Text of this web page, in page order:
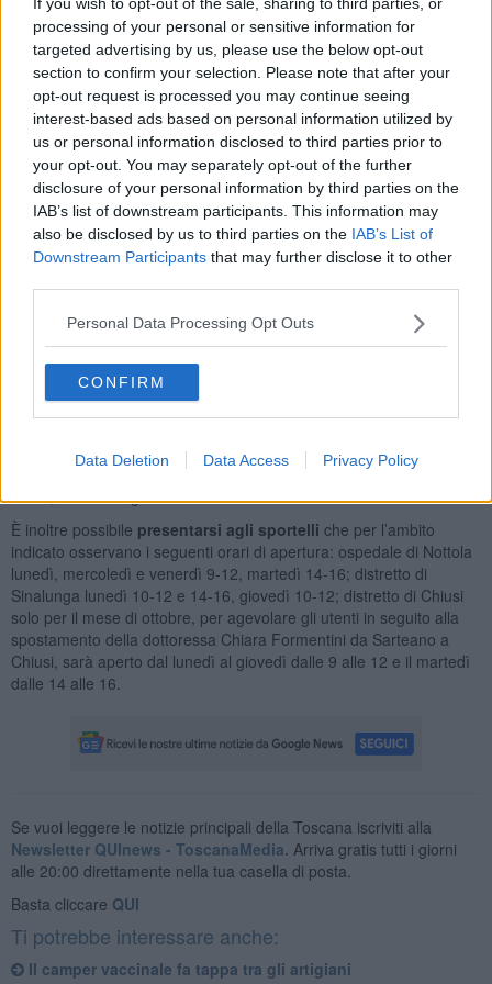
processing of your personal or sensitive information for
targeted advertising by us, please use the below opt-out
section to confirm your selection. Please note that after your
opt-out request is processed you may continue seeing
interest-based ads based on personal information utilized by
us or personal information disclosed to third parties prior to
your opt-out. You may separately opt-out of the further
disclosure of your personal information by third parties on the
IAB’s list of downstream participants. This information may
also be disclosed by us to third parties on the IAB’s List of
Downstream Participants that may further disclose it to other
Personal Data Processing Opt Outs
CONFIRM
Data Deletion Data Access Privacy Policy
titolare definitivo, verrà sostituito dal nuovo incaricato provvisorio
dottoressa Elisa Profili, che acquisirà automaticamente i suoi
assistiti, fatto salvo il diritto alla libera scelta.
L’elenco dei medici e gli orari degli ambulatori sono consultabili
all’indirizzohttps://www.uslsudest.toscana.it/cosa-fare-
per/scegliere-il-medico-o-il-pediatra/orari-ambulatori-medici-e-
pediatri-di-famiglia
Ecco le possibilità per compiere la scelta del proprio medico.
- Scelta online, se si è in possesso di codice Spid o codice Pin della
tessera sanitaria: al link
https://www.regione.toscana.it/-/toscana-salute
oppure:
- compilando il modulo online presente nella pagina
https://www.uslsudest.toscana.it/cosa-fare-per/scegliere-il-
- tramite telefono: al numero 0564-483777, da lunedì al venerdì, 9-
13:30, martedì e giovedì anche 14-15.
È inoltre possibile presentarsi agli sportelli che per l’ambito
indicato osservano i seguenti orari di apertura: ospedale di Nottola
lunedì, mercoledì e venerdì 9-12, martedì 14-16; distretto di
Sinalunga lunedì 10-12 e 14-16, giovedì 10-12; distretto di Chiusi
solo per il mese di ottobre, per agevolare gli utenti in seguito alla
spostamento della dottoressa Chiara Formentini da Sarteano a
Chiusi, sarà aperto dal lunedì al giovedì dalle 9 alle 12 e il martedì
dalle 14 alle 16.
Se vuoi leggere le notizie principali della Toscana iscriviti alla
Newsletter QUInews - ToscanaMedia. Arriva gratis tutti i giorni
alle 20:00 direttamente nella tua casella di posta.
Basta cliccare QUI
Ti potrebbe interessare anche:
Il camper vaccinale fa tappa tra gli artigiani